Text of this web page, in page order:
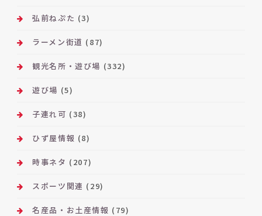
弘前ねぷた (3)
ラーメン街道 (87)
観光名所・遊び場 (332)
遊び場 (5)
子連れ可 (38)
ひず屋情報 (8)
時事ネタ (207)
スポーツ関連 (29)
名産品・お土産情報 (79)